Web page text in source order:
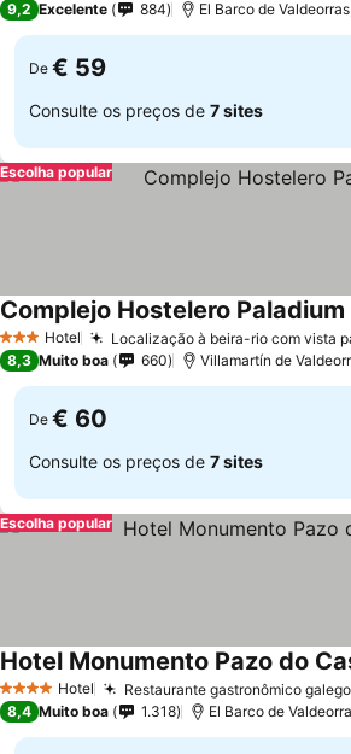
9,2 Excelente 884 El Barco de
De € 59
Consulte os preços de 7 sites
Escolha popular
3 EstrelasHotel Localização à beira-rio com vista
Complejo Hostelero Paladium
8,3 Muito boa 660 Villamartín de
De € 60
Consulte os preços de 7 sites
Escolha popular
4 EstrelasHotel Restaurante gastronômico
Hotel Monumento Pazo do
8,4 Muito boa 1.318 El Barco de